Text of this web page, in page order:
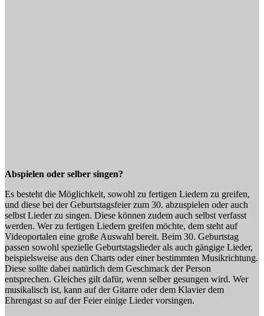
Abspielen oder selber singen?
Es besteht die Möglichkeit, sowohl zu fertigen Liedern zu greifen,
und diese bei der Geburtstagsfeier zum 30. abzuspielen oder auch
selbst Lieder zu singen. Diese können zudem auch selbst verfasst
werden. Wer zu fertigen Liedern greifen möchte, dem steht auf
Videoportalen eine große Auswahl bereit. Beim 30. Geburtstag
passen sowohl spezielle Geburtstagslieder als auch gängige Lieder,
beispielsweise aus den Charts oder einer bestimmten Musikrichtung.
Diese sollte dabei natürlich dem Geschmack der Person
entsprechen. Gleiches gilt dafür, wenn selber gesungen wird. Wer
musikalisch ist, kann auf der Gitarre oder dem Klavier dem
Ehrengast so auf der Feier einige Lieder vorsingen.